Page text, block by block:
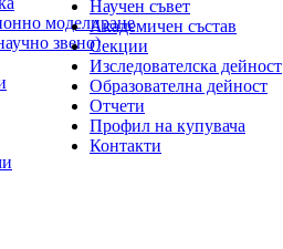
моделиране
звено)
Научен съвет
Академичен състав
Секции
Изследователска дейност
Образователна дейност
Отчети
Профил на купувача
Контакти